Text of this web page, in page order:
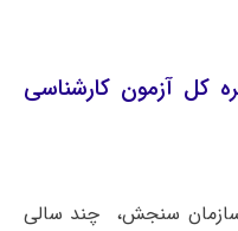
کل آزمون کارشناسی
سازمان سنجش، چند سالی